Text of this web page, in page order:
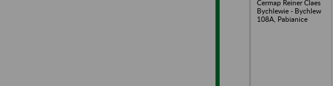
Cermap Reiner Claes
Bychlewie - Bychlew
108A, Pabianice